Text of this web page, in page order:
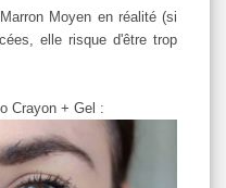
Moyen en réalité (si
elle risque d'être trop
Crayon + Gel :